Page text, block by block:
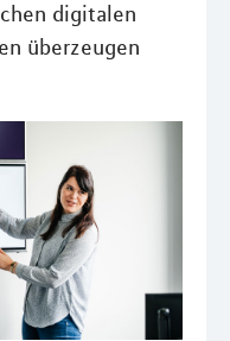
digitalen
überzeugen